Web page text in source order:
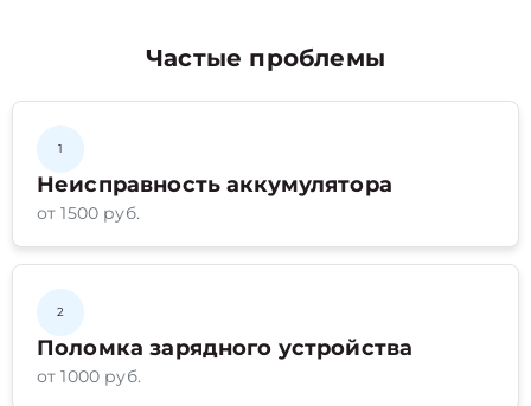
Частые проблемы
1
Неисправность аккумулятора
от 1500 руб.
2
Поломка зарядного устройства
от 1000 руб.